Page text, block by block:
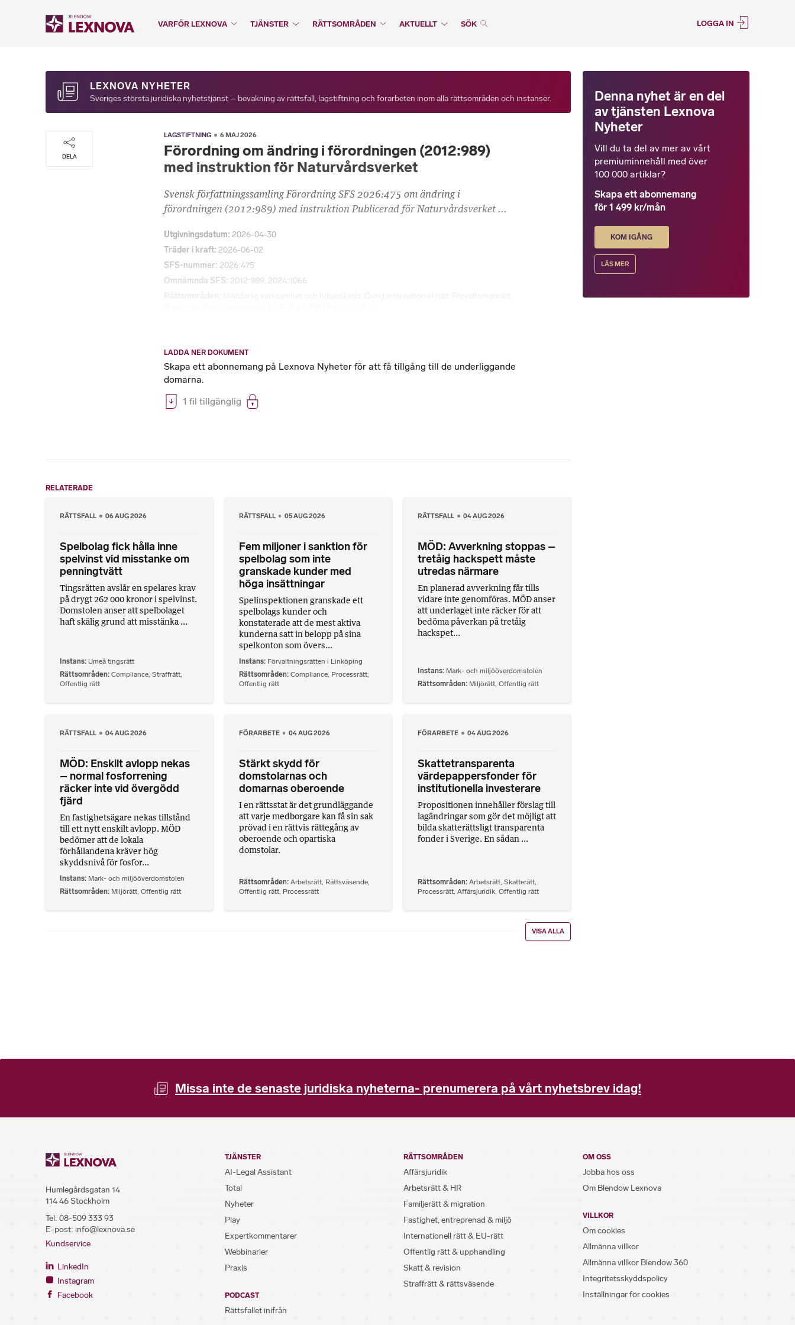
VARFÖR LEXNOVA TJÄNSTER RÄTTSOMRÅDEN AKTUELLT SÖK LOGGA IN
LEXNOVA NYHETER
Sveriges största juridiska nyhetstjänst – bevakning av rättsfall, lagstiftning och förarbeten inom alla rättsområden och instanser.
DELA
LAGSTIFTNING 6 MAJ 2026
Förordning om ändring i förordningen (2012:989)
med instruktion för Naturvårdsverket
Svensk författningssamling Förordning SFS 2026:475 om ändring i
förordningen (2012:989) med instruktion Publicerad för Naturvårdsverket ...
Utgivningsdatum 2026-04-30
Träder i kraft 2026-06-02
SFS-nummer 2026:475
Omnämnda SFS 2012:989, 2024:1066
LADDA NER DOKUMENT
Skapa ett abonnemang på Lexnova Nyheter för att få tillgång till de underliggande
domarna.
1 fil tillgänglig
RELATERADE
RÄTTSFALL 06 AUG 2026
Spelbolag fick hålla inne
spelvinst vid misstanke om
penningtvätt
Tingsrätten avslår en spelares krav
på drygt 262 000 kronor i spelvinst.
Domstolen anser att spelbolaget
haft skälig grund att misstänka ...
Instans Umeå tingsrätt
Rättsområden Compliance Straffrätt
Offentlig rätt
RÄTTSFALL 05 AUG 2026
Fem miljoner i sanktion för
spelbolag som inte
granskade kunder med
höga insättningar
Spelinspektionen granskade ett
spelbolags kunder och
konstaterade att de mest aktiva
kunderna satt in belopp på sina
spelkonton som övers...
Instans Förvaltningsrätten i Linköping
Rättsområden Compliance, Processrätt,
Offentlig rätt
RÄTTSFALL 04 AUG 2026
MÖD: Avverkning stoppas –
tretåig hackspett måste
utredas närmare
En planerad avverkning får tills
vidare inte genomföras. MÖD anser
att underlaget inte räcker för att
bedöma påverkan på tretåig
hackspet...
Instans Mark- och miljööverdomstolen
Rättsområden Miljörätt Offentlig rätt
RÄTTSFALL 04 AUG 2026
MÖD: Enskilt avlopp nekas
– normal fosforrening
räcker inte vid övergödd
fjärd
En fastighetsägare nekas tillstånd
till ett nytt enskilt avlopp. MÖD
bedömer att de lokala
förhållandena kräver hög
skyddsnivå för fosfor...
Instans Mark- och miljööverdomstolen
Rättsområden Miljörätt Offentlig rätt
FÖRARBETE 04 AUG 2026
Stärkt skydd för
domstolarnas och
domarnas oberoende
I en rättsstat är det grundläggande
att varje medborgare kan få sin sak
prövad i en rättvis rättegång av
oberoende och opartiska
domstolar.
Rättsområden Arbetsrätt, Rättsväsende,
Offentlig rätt, Processrätt
FÖRARBETE 04 AUG 2026
Skattetransparenta
värdepappersfonder för
institutionella investerare
Propositionen innehåller förslag till
lagändringar som gör det möjligt att
bilda skatterättsligt transparenta
fonder i Sverige. En sådan ...
Rättsområden Arbetsrätt Skatterätt
Processrätt Affärsjuridik Offentlig rätt
VISA ALLA
Denna nyhet är en del
av tjänsten Lexnova
Nyheter
Vill du ta del av mer av vårt
premiuminnehåll med över
100 000 artiklar?
Skapa ett abonnemang
för 1 499 kr/mån
KOM IGÅNG
LÄS MER
Missa inte de senaste juridiska nyheterna- prenumerera på vårt nyhetsbrev idag!
Humlegårdsgatan 14
114 46 Stockholm
Tel: 08-509 333 93
E-post: info@lexnova.se
Kundservice
LinkedIn
Instagram
Facebook
TJÄNSTER
AI-Legal Assistant
Total
Nyheter
Play
Expertkommentarer
Webbinarier
Praxis
PODCAST
Rättsfallet inifrån
RÄTTSOMRÅDEN
Affärsjuridik
Arbetsrätt & HR
Familjerätt & migration
Fastighet, entreprenad & miljö
Internationell rätt & EU-rätt
Offentlig rätt & upphandling
Skatt & revision
Straffrätt & rättsväsende
OM OSS
Jobba hos oss
Om Blendow Lexnova
VILLKOR
Om cookies
Allmänna villkor
Allmänna villkor Blendow 360
Integritetsskyddspolicy
Inställningar för cookies